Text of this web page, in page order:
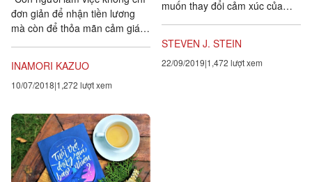
đơn giản để nhận tiền lương
mà còn để thỏa mãn cảm giác
của cuộc đời." - Inamori Kazuo
INAMORI KAZUO
10/07/2018 1,272 lượt xem
muốn thay đổi cảm xúc của
STEVEN J. STEIN
22/09/2019 1,472 lượt xem